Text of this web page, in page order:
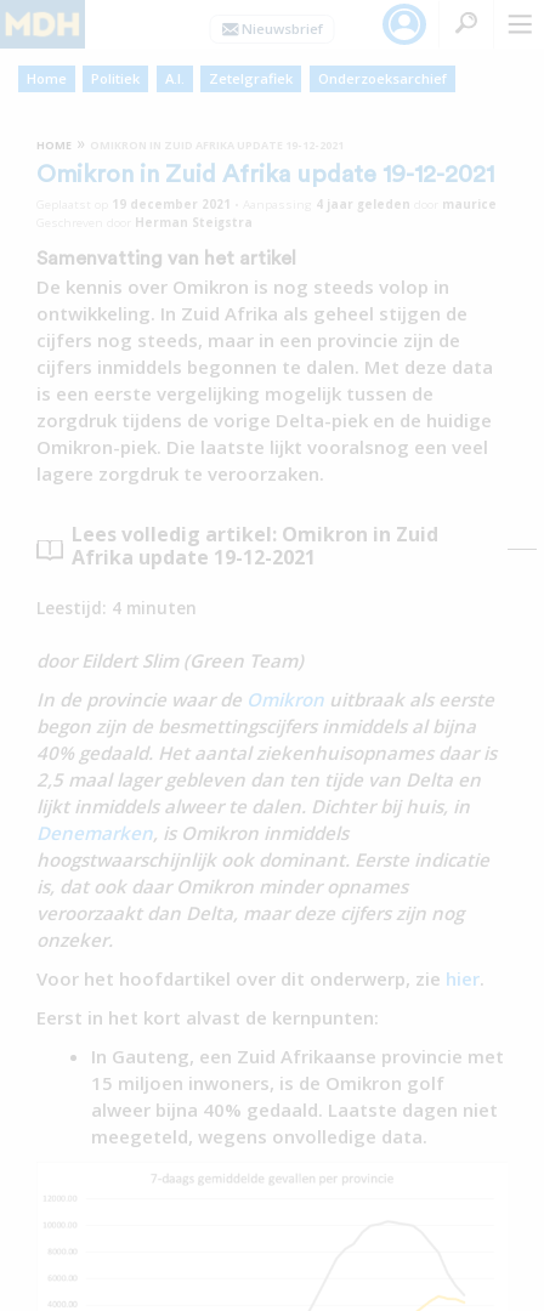
Home Politiek A.I. Zetelgrafiek Onderzoeksarchief
HOME »
Omikron in Zuid Afrika update 19-12-2021
19 december 2021 4 jaar geleden
maurice
Herman Steigstra
Samenvatting van het artikel
De kennis over Omikron is nog steeds volop in
ontwikkeling. In Zuid Afrika als geheel stijgen de
cijfers nog steeds, maar in een provincie zijn de
cijfers inmiddels begonnen te dalen. Met deze data
is een eerste vergelijking mogelijk tussen de
zorgdruk tijdens de vorige Delta-piek en de huidige
Omikron-piek. Die laatste lijkt vooralsnog een veel
lagere zorgdruk te veroorzaken.
Lees volledig artikel: Omikron in Zuid
Afrika update 19-12-2021
Leestijd: 4 minuten
door Eildert Slim (Green Team)
In de provincie waar de Omikron uitbraak als eerste
begon zijn de besmettingscijfers inmiddels al bijna
40% gedaald. Het aantal ziekenhuisopnames daar is
2,5 maal lager gebleven dan ten tijde van Delta en
lijkt inmiddels alweer te dalen. Dichter bij huis, in
Denemarken, is Omikron inmiddels
hoogstwaarschijnlijk ook dominant. Eerste indicatie
is, dat ook daar Omikron minder opnames
veroorzaakt dan Delta, maar deze cijfers zijn nog
onzeker.
Voor het hoofdartikel over dit onderwerp, zie hier.
Eerst in het kort alvast de kernpunten:
In Gauteng, een Zuid Afrikaanse provincie met
15 miljoen inwoners, is de Omikron golf
alweer bijna 40% gedaald. Laatste dagen niet
meegeteld, wegens onvolledige data.